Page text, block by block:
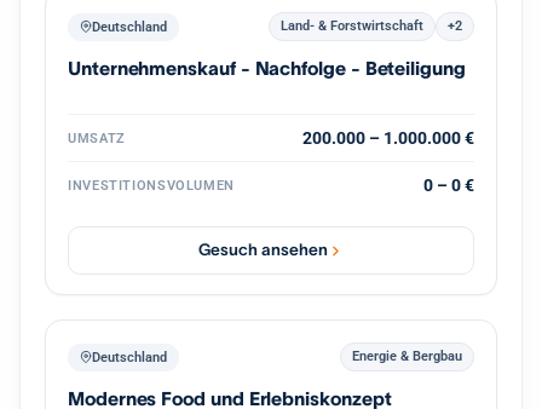
Deutschland Land- & Forstwirtschaft +2
Unternehmenskauf - Nachfolge - Beteiligung
UMSATZ 200.000 – 1.000.000 €
INVESTITIONSVOLUMEN 0 – 0 €
Gesuch ansehen
Deutschland Energie & Bergbau
Modernes Food und Erlebniskonzept